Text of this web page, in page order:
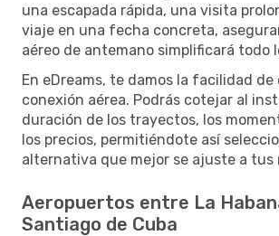
una escapada rápida, una visita
viaje en una fecha concreta,
aéreo de antemano simplificará todo
En eDreams, te damos la facilidad de
conexión aérea. Podrás cotejar al
duración de los trayectos, los
los precios, permitiéndote así
alternativa que mejor se ajuste a tus
Aeropuertos entre La
Santiago de Cuba